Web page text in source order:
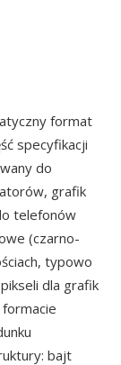
format
specyfikacji
do
grafik
telefonów
(czarno-
typowo
dla grafik
bajt